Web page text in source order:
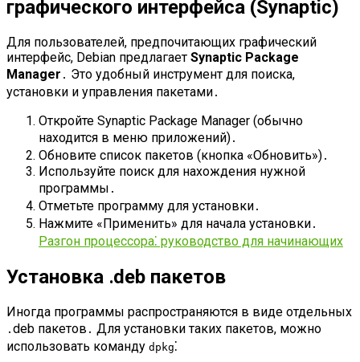
графического интерфейса (Synaptic)
Для пользователей, предпочитающих графический
интерфейс, Debian предлагает Synaptic Package
Manager ․ Это удобный инструмент для поиска,
установки и управления пакетами․
Откройте Synaptic Package Manager (обычно
находится в меню приложений)․
Обновите список пакетов (кнопка «Обновить»)․
Используйте поиск для нахождения нужной
программы․
Отметьте программу для установки․
Нажмите «Применить» для начала установки․
Разгон процессора⁚ руководство для начинающих
Установка ․deb пакетов
Иногда программы распространяются в виде отдельных
․deb пакетов․ Для установки таких пакетов, можно
использовать команду dpkg⁚